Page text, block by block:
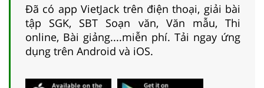
Đã có app VietJack trên điện thoại, giải bài
tập SGK, SBT Soạn văn, Văn mẫu, Thi
online, Bài giảng....miễn phí. Tải ngay ứng
dụng trên Android và iOS.